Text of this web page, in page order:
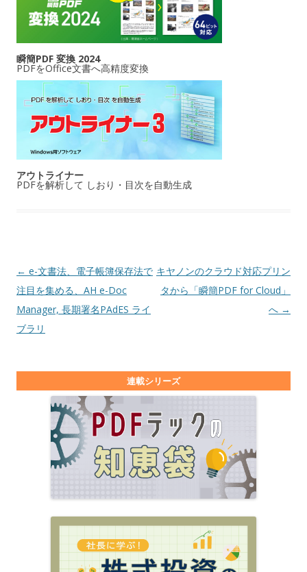
瞬簡PDF 変換 2024
PDFをOffice文書へ高精度変換
アウトライナー
PDFを解析して しおり・目次を自動生成
投稿ナビゲーション
← e-文書法、電子帳簿保存法で
注目を集める、AH e-Doc
Manager, 長期署名PAdES ライ
ブラリ
キヤノンのクラウド対応プリン
タから「瞬簡PDF for Cloud」
へ →
連載シリーズ